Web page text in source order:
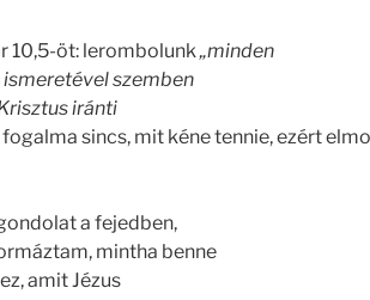
10,5-öt: lerombolunk „minden
szemben
iránti
sincs, mit kéne tennie, ezért
a fejedben,
mintha benne
amit Jézus